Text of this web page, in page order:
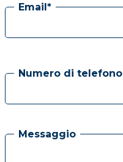
Email*
Numero di telefono
Messaggio